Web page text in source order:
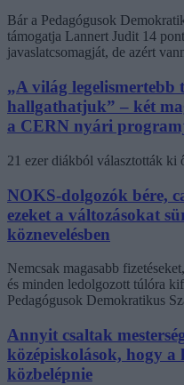
Bár a Pedagógusok
támogatja Lannert Judit 14
javaslatcsomagját, de azért
„A világ legelismertebb
hallgathatjuk” – két
a CERN nyári
21 ezer diákból választották ki
NOKS-dolgozók bére,
ezeket a változásokat
köznevelésben
Nemcsak magasabb
és minden ledolgozott túlóra
Pedagógusok Demokratikus
Annyit csaltak
középiskolások, hogy
közbelépnie